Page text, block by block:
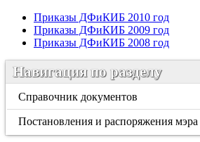
Приказы ДФиКИБ 2010 год
Приказы ДФиКИБ 2009 год
Приказы ДФиКИБ 2008 год
Навигация по разделу
Справочник документов
Постановления и распоряжения мэра